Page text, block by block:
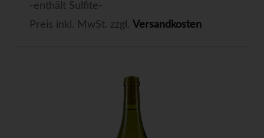
-enthält Sulfite-
Preis inkl. MwSt. zzgl. Versandkosten